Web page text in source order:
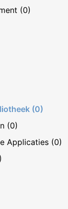
(0)
(0)
(0)
Applicaties (0)